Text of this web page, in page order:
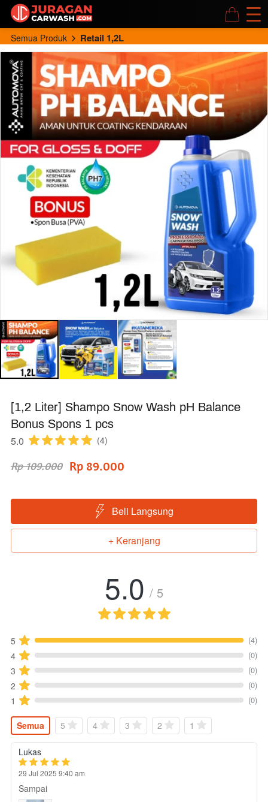
Semua Produk Retail 1,2L
[1,2 Liter] Shampo Snow Wash pH Balance
Bonus Spons 1 pcs
5.0 (4)
Rp 109.000 Rp 89.000
` Beli Langsung
`+ Keranjang
5.0 / 5
5 (4)
4 (0)
3 (0)
2 (0)
1 (0)
Semua 5 4 3 2 1
Lukas
29 Jul 2025 9:40 am
Sampai